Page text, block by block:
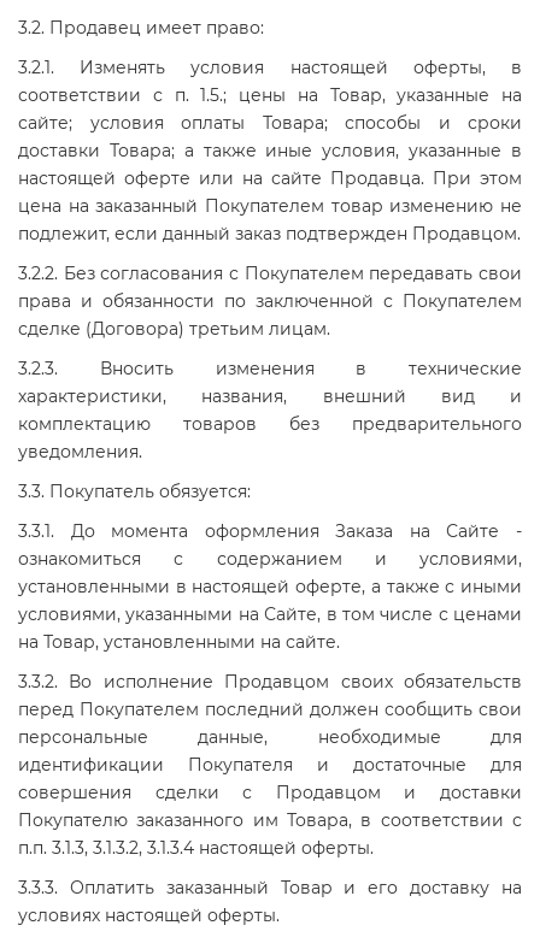
3.2. Продавец имеет право:
3.2.1. Изменять условия настоящей оферты, в
соответствии с п. 1.5.; цены на Товар, указанные на
сайте; условия оплаты Товара; способы и сроки
доставки Товара; а также иные условия, указанные в
настоящей оферте или на сайте Продавца. При этом
цена на заказанный Покупателем товар изменению не
подлежит, если данный заказ подтвержден Продавцом.
3.2.2. Без согласования с Покупателем передавать свои
права и обязанности по заключенной с Покупателем
сделке (Договора) третьим лицам.
3.2.3. Вносить изменения в технические
характеристики, названия, внешний вид и
комплектацию товаров без предварительного
уведомления.
3.3. Покупатель обязуется:
3.3.1. До момента оформления Заказа на Сайте -
ознакомиться с содержанием и условиями,
установленными в настоящей оферте, а также с иными
условиями, указанными на Сайте, в том числе с ценами
на Товар, установленными на сайте.
3.3.2. Во исполнение Продавцом своих обязательств
перед Покупателем последний должен сообщить свои
персональные данные, необходимые для
идентификации Покупателя и достаточные для
совершения сделки с Продавцом и доставки
Покупателю заказанного им Товара, в соответствии с
п.п. 3.1.3, 3.1.3.2, 3.1.3.4 настоящей оферты.
3.3.3. Оплатить заказанный Товар и его доставку на
условиях настоящей оферты.